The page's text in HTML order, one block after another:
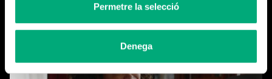
Permetre la selecció
Denega